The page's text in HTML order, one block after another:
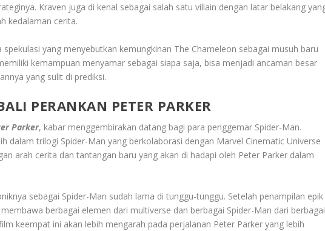
Kraven juga di kenal sebagai salah satu villain dengan latar belakang
kedalaman cerita.
spekulasi yang menyebutkan kemungkinan The Chameleon sebagai musuh baru
kemampuan menyamar sebagai siapa saja, bisa menjadi ancaman besar
yang sulit di prediksi.
PERANKAN PETER PARKER
Parker, kabar menggembirakan datang bagi para penggemar Spider-Man.
dalam trilogi Spider-Man yang berkolaborasi dengan Marvel Cinematic Universe
arah cerita dan tantangan baru yang akan di hadapi oleh Peter Parker dalam
sebagai Spider-Man sudah lama di tunggu-tunggu. Setelah penampilan epik
berbagai elemen dari multiverse dan berbagai Spider-Man dari berbagai
keempat ini akan lebih mengarah pada perjalanan Peter Parker yang lebih